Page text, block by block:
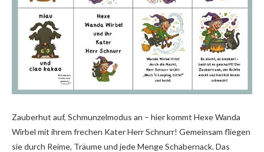
Zauberhut auf, Schmunzelmodus an – hier kommt Hexe Wanda
Wirbel mit ihrem frechen Kater Herr Schnurr! Gemeinsam fliegen
sie durch Reime, Träume und jede Menge Schabernack. Das